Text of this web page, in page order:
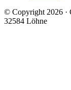
© Copyright 2026 ·
32584 Löhne